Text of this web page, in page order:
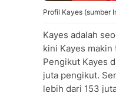
Profil Kayes (sumber
Kayes adalah
kini Kayes
Pengikut Kayes
juta pengikut.
lebih dari 153